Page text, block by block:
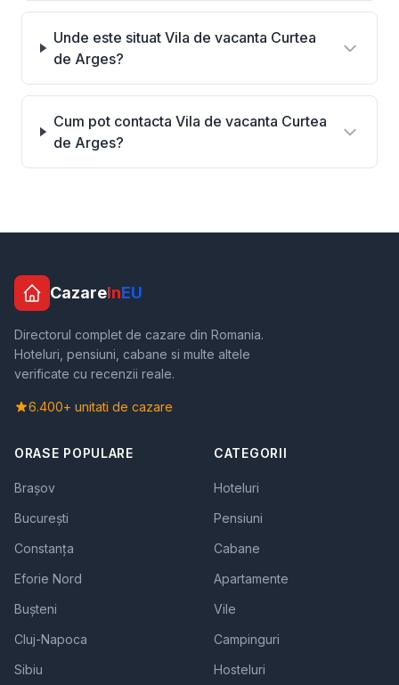
Unde este situat Vila de vacanta Curtea
de Arges?
Cum pot contacta Vila de vacanta Curtea
de Arges?
CazareInEU
Directorul complet de cazare din Romania.
Hoteluri, pensiuni, cabane si multe altele
verificate cu recenzii reale.
6.400+ unitati de cazare
ORASE POPULARE
Brașov
București
Constanța
Eforie Nord
Bușteni
Cluj-Napoca
Sibiu
CATEGORII
Hoteluri
Pensiuni
Cabane
Apartamente
Vile
Campinguri
Hosteluri